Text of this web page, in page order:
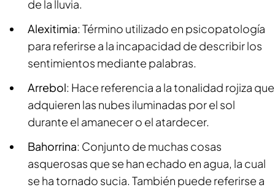
de la lluvia.
Alexitimia: Término utilizado en psicopatología
para referirse a la incapacidad de describir los
sentimientos mediante palabras.
Arrebol: Hace referencia a la tonalidad rojiza que
adquieren las nubes iluminadas por el sol
durante el amanecer o el atardecer.
Bahorrina: Conjunto de muchas cosas
asquerosas que se han echado en agua, la cual
se ha tornado sucia. También puede referirse a